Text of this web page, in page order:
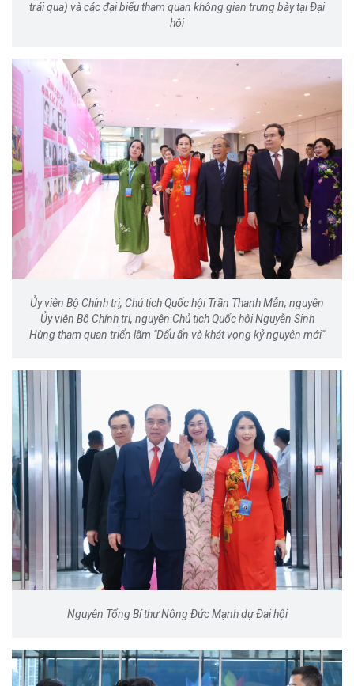
trái qua) và các đại biểu tham quan không gian trưng bày tại Đại
hội
Ủy viên Bộ Chính trị, Chủ tịch Quốc hội Trần Thanh Mẫn; nguyên
Ủy viên Bộ Chính trị, nguyên Chủ tịch Quốc hội Nguyễn Sinh
Hùng tham quan triển lãm "Dấu ấn và khát vọng kỷ nguyên mới"
Nguyên Tổng Bí thư Nông Đức Mạnh dự Đại hội